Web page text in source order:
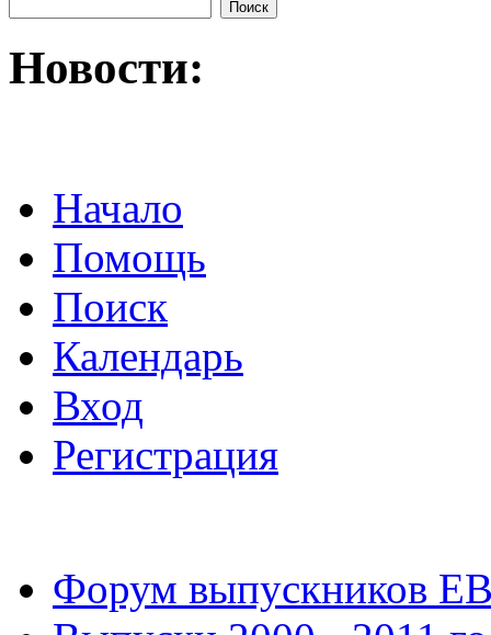
Новости:
Начало
Помощь
Поиск
Календарь
Вход
Регистрация
Форум выпускников